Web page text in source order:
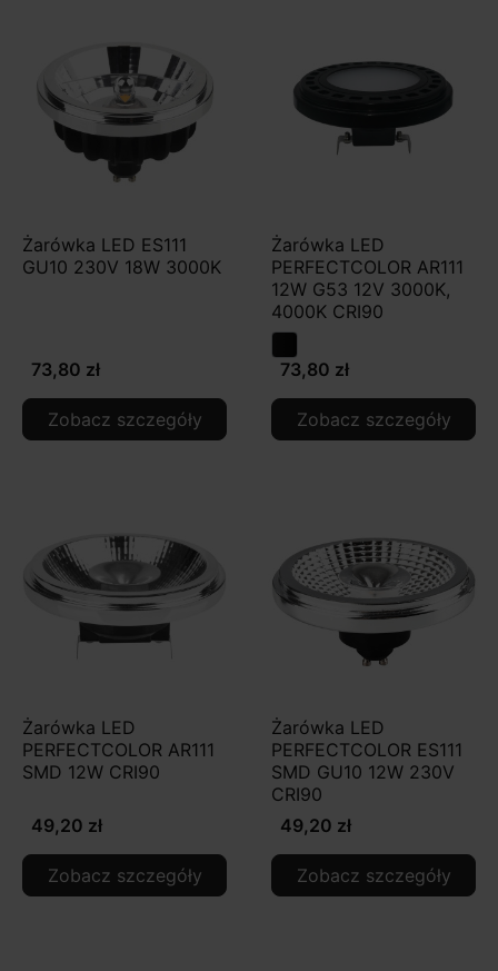
Żarówka LED ES111
GU10 230V 18W 3000K
73,80 zł
Zobacz szczegóły
Żarówka LED
PERFECTCOLOR AR111
12W G53 12V 3000K,
4000K CRI90
73,80 zł
Zobacz szczegóły
Żarówka LED
PERFECTCOLOR AR111
SMD 12W CRI90
49,20 zł
Zobacz szczegóły
Żarówka LED
PERFECTCOLOR ES111
SMD GU10 12W 230V
CRI90
49,20 zł
Zobacz szczegóły